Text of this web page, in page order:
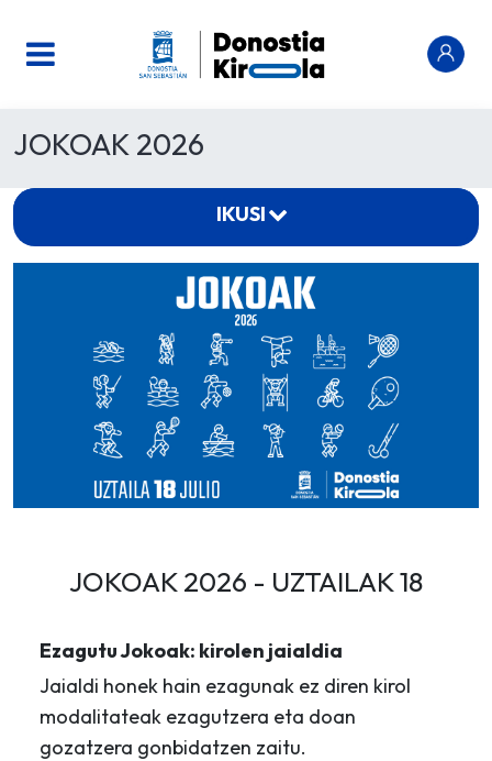
JOKOAK 2026
JOKOAK 2026 - UZTAILAK 18
Ezagutu Jokoak: kirolen jaialdia
Jaialdi honek hain ezagunak ez diren kirol
modalitateak ezagutzera eta doan
gozatzera gonbidatzen zaitu.
IKUSI